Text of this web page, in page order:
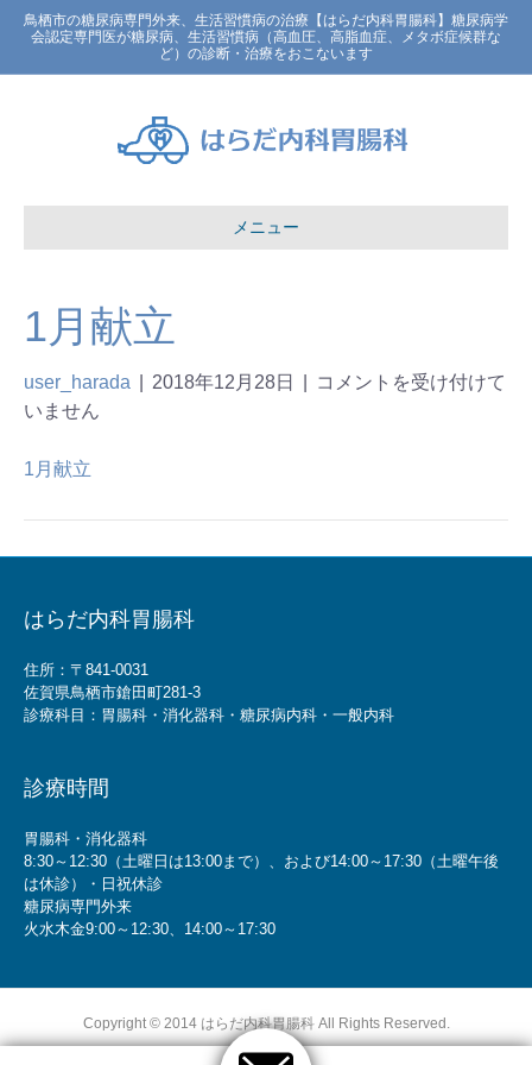
鳥栖市の糖尿病専門外来、生活習慣病の治療【はらだ内科胃腸科】糖尿病学
会認定専門医が糖尿病、生活習慣病（高血圧、高脂血症、メタボ症候群な
ど）の診断・治療をおこないます
メニュー
1月献立
user_harada 2018年12月28日
コメントを受け付けて
いません
1月献立
はらだ内科胃腸科
住所：〒841-0031
佐賀県鳥栖市鎗田町281-3
診療科目：胃腸科・消化器科・糖尿病内科・一般内科
診療時間
胃腸科・消化器科
8:30～12:30（土曜日は13:00まで）、および14:00～17:30（土曜午後
は休診）・日祝休診
糖尿病専門外来
火水木金9:00～12:30、14:00～17:30
Copyright © 2014 はらだ内科胃腸科 All Rights Reserved.